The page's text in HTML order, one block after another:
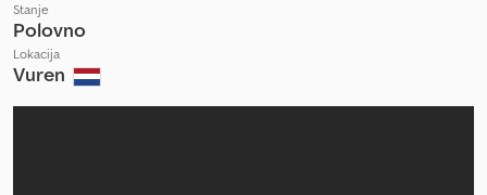
Stanje
Polovno
Lokacija
Vuren